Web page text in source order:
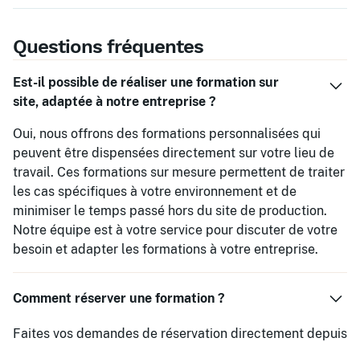
Questions fréquentes
Est-il possible de réaliser une formation sur
site, adaptée à notre entreprise ?
Oui, nous offrons des formations personnalisées qui
peuvent être dispensées directement sur votre lieu de
travail. Ces formations sur mesure permettent de traiter
les cas spécifiques à votre environnement et de
minimiser le temps passé hors du site de production.
Notre équipe est à votre service pour discuter de votre
besoin et adapter les formations à votre entreprise.
Comment réserver une formation ?
Faites vos demandes de réservation directement depuis